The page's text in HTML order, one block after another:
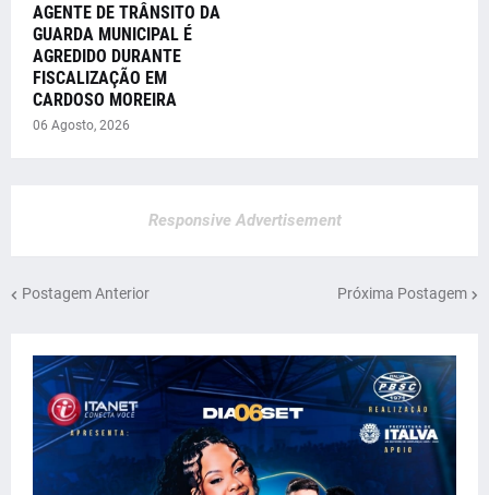
AGENTE DE TRÂNSITO DA
GUARDA MUNICIPAL É
AGREDIDO DURANTE
FISCALIZAÇÃO EM
CARDOSO MOREIRA
06 Agosto, 2026
Responsive Advertisement
Postagem Anterior Próxima Postagem